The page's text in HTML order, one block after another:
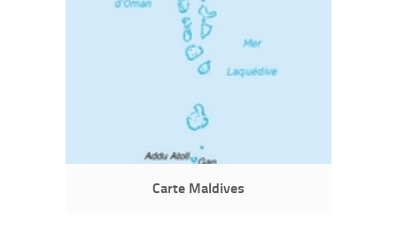
Carte Maldives